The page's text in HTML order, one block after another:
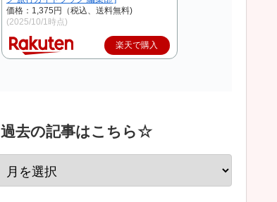
価格：1,375円（税込、送料無料)
(2025/10/1時点)
楽天で購入
過去の記事はこちら☆